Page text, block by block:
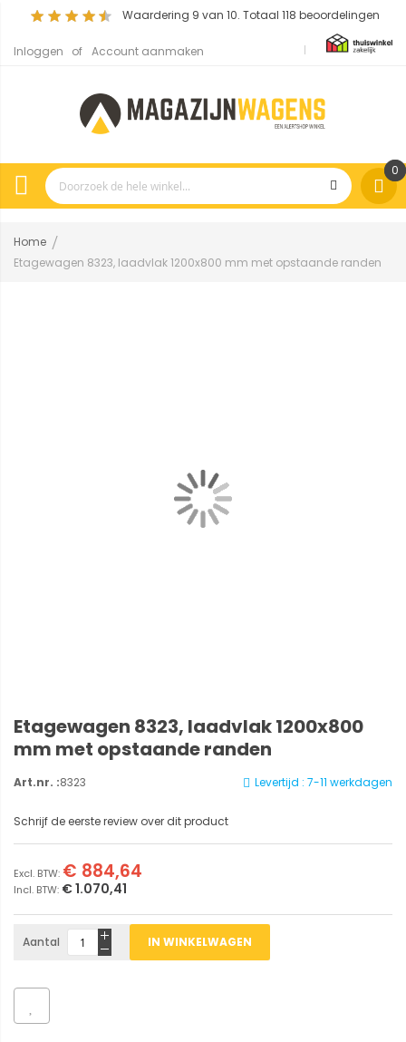
Waardering 9 van 10. Totaal 118 beoordelingen
Inloggen Account aanmaken
0
Home
Etagewagen 8323, laadvlak 1200x800 mm met opstaande randen
Etagewagen 8323, laadvlak 1200x800
mm met opstaande randen
Levertijd : 7-11 werkdagen
Art.nr. :8323
Schrijf de eerste review over dit product
€ 1.070,41
€ 884,64
Aantal IN WINKELWAGEN